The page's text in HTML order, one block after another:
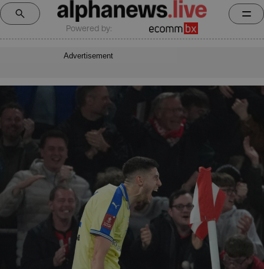
Powered by:
Advertisement